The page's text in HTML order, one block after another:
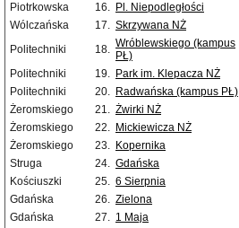
Piotrkowska
16. Pl. Niepodległości
Wólczańska
17. Skrzywana NŻ
Politechniki
18. Wróblewskiego (kampus
PŁ)
Politechniki 19. Park im. Klepacza NŻ
Politechniki
20. Radwańska (kampus PŁ)
Żeromskiego
21. Żwirki NŻ
Żeromskiego
22. Mickiewicza NŻ
Żeromskiego
23. Kopernika
Struga
24. Gdańska
Kościuszki
25. 6 Sierpnia
Gdańska
26. Zielona
Gdańska
27. 1 Maja